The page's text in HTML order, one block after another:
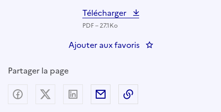
Télécharger
PDF – 27.1Ko
Ajouter aux favoris : Collaborateur au
Partager la page
Partager sur Facebook
Partager sur X (anciennement Twitter) -
Partager sur LinkedIn
Partager par email